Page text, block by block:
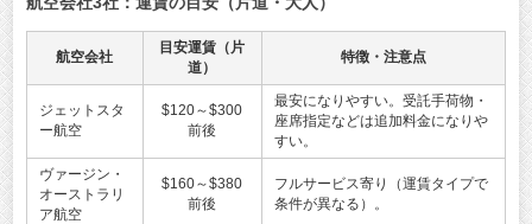
航空会社
目安運賃（片
道）
特徴・注意点
ジェットスタ
ー航空
$120～$300
前後
最安になりやすい。受託手荷物・
座席指定などは追加料金になりや
すい。
ヴァージン・
オーストラリ
ア航空
$160～$380
前後
フルサービス寄り（運賃タイプで
条件が異なる）。